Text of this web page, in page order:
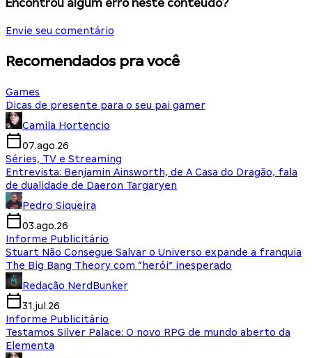
Encontrou algum erro neste conteúdo?
Envie seu comentário
Recomendados pra você
Games
Dicas de presente para o seu pai gamer
Camila Hortencio
07.ago.26
Séries, TV e Streaming
Entrevista: Benjamin Ainsworth, de A Casa do Dragão, fala
de dualidade de Daeron Targaryen
Pedro Siqueira
03.ago.26
Informe Publicitário
Stuart Não Consegue Salvar o Universo expande a franquia
The Big Bang Theory com “herói” inesperado
Redação NerdBunker
31.jul.26
Informe Publicitário
Testamos Silver Palace: O novo RPG de mundo aberto da
Elementa